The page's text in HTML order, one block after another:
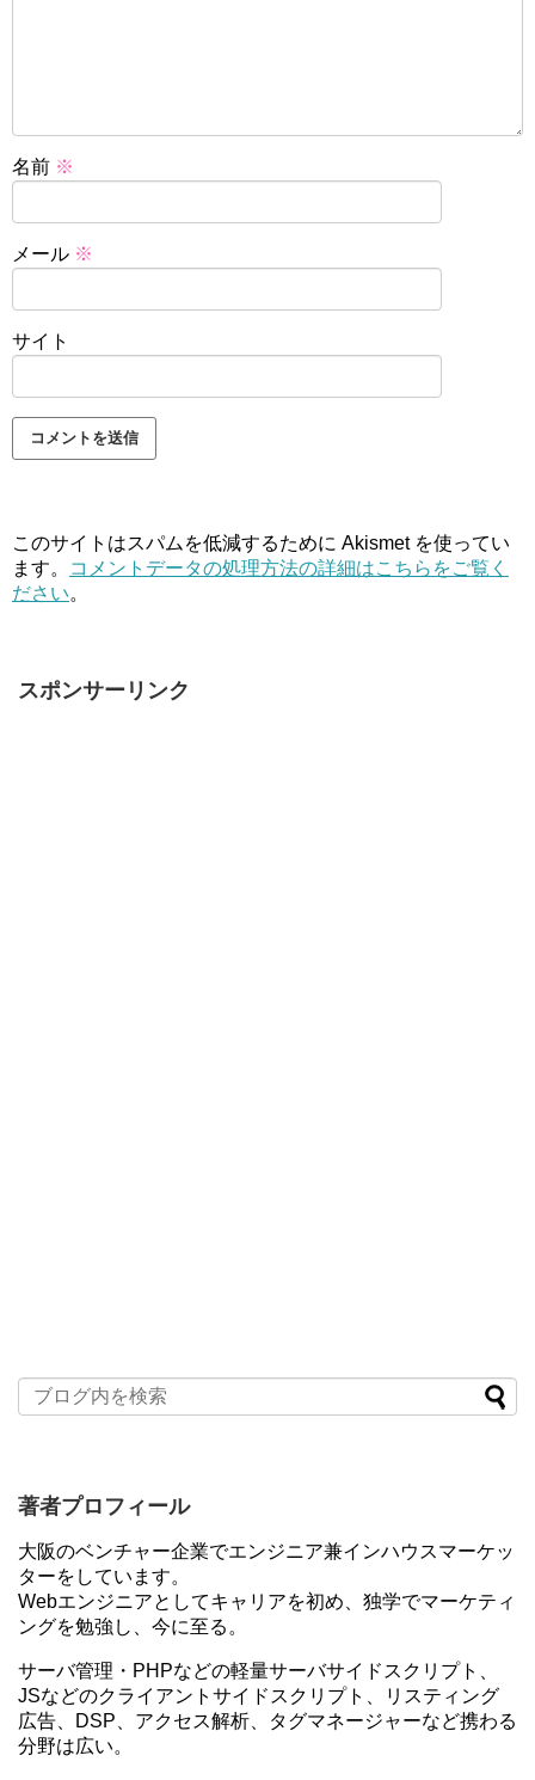
名前 ※
メール ※
サイト
このサイトはスパムを低減するために Akismet を使ってい
ます。
コメントデータの処理方法の詳細はこちらをご覧く
ださい。
スポンサーリンク
著者プロフィール
大阪のベンチャー企業でエンジニア兼インハウスマーケッ
ターをしています。
Webエンジニアとしてキャリアを初め、独学でマーケティ
ングを勉強し、今に至る。
サーバ管理・PHPなどの軽量サーバサイドスクリプト、
JSなどのクライアントサイドスクリプト、リスティング
広告、DSP、アクセス解析、タグマネージャーなど携わる
分野は広い。